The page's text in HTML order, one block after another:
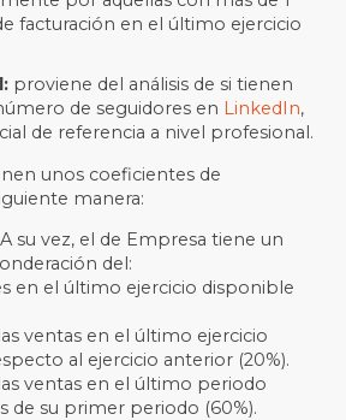
facturación en el último ejercicio
proviene del análisis de si tienen
de seguidores en LinkedIn,
de referencia a nivel profesional.
unos coeficientes de
manera:
su vez, el de Empresa tiene un
del:
en el último ejercicio disponible
ventas en el último ejercicio
al ejercicio anterior (20%).
ventas en el último periodo
de su primer periodo (60%).